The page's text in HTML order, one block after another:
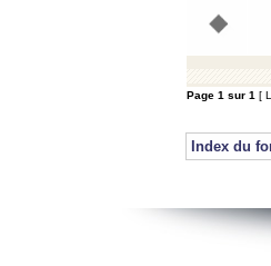
Page 1 sur 1 [
Index du